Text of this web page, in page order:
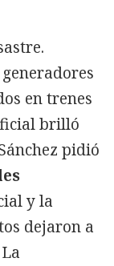
en trenes
brilló
pidió
y la
dejaron a